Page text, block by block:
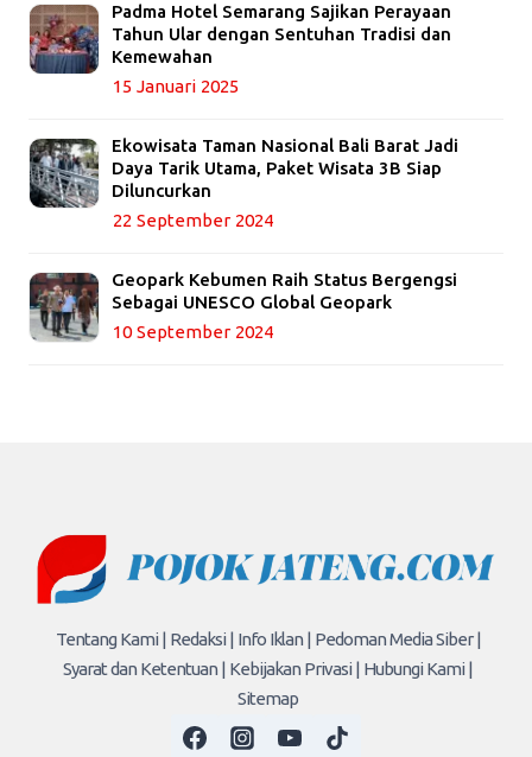
Padma Hotel Semarang Sajikan Perayaan
Tahun Ular dengan Sentuhan Tradisi dan
Kemewahan
15 Januari 2025
Ekowisata Taman Nasional Bali Barat Jadi
Daya Tarik Utama, Paket Wisata 3B Siap
Diluncurkan
22 September 2024
Geopark Kebumen Raih Status Bergengsi
Sebagai UNESCO Global Geopark
10 September 2024
Tentang Kami | Redaksi | Info Iklan | Pedoman Media Siber |
Syarat dan Ketentuan | Kebijakan Privasi | Hubungi Kami |
Sitemap